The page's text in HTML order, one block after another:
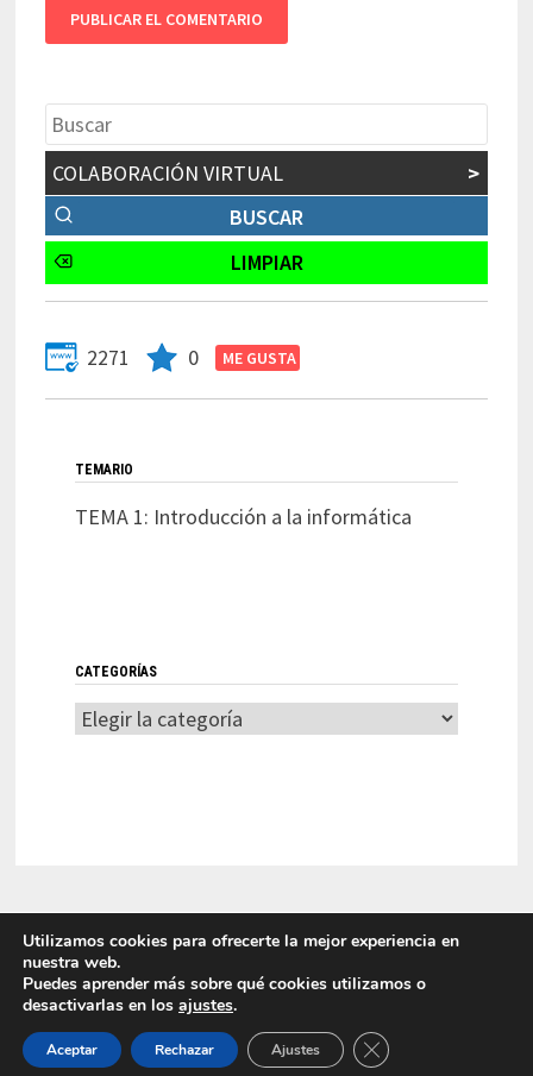
COLABORACIÓN VIRTUAL >
2271 0
TEMARIO
TEMA 1: Introducción a la informática
CATEGORÍAS
Categorías
LITI 2025 Laboratorio de Innovación en Tecnologías de la
Información Funciona con
WordPress Bam.
Utilizamos cookies para ofrecerte la mejor experiencia en
nuestra web.
Puedes aprender más sobre qué cookies utilizamos o
desactivarlas en los ajustes.
Aceptar Rechazar Ajustes CERRAR EL